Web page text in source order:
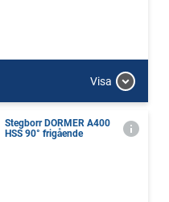
Visa
Stegborr DORMER A400
HSS 90° frigående